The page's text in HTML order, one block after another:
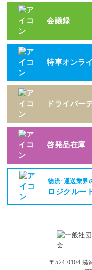
会議録
特車オンラ
ドライバー
啓発品在庫
物流･運送業界
ロジクルー
〒524-0104 滋